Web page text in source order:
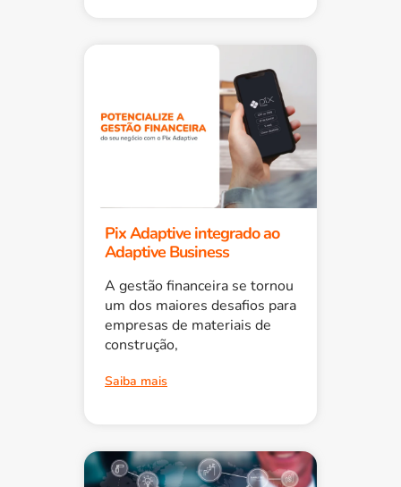
Pix Adaptive integrado ao
Adaptive Business
A gestão financeira se tornou
um dos maiores desafios para
empresas de materiais de
construção,
Saiba mais